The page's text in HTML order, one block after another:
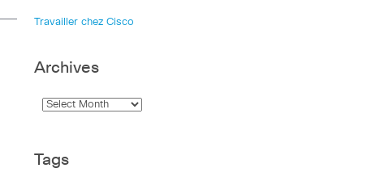
Travailler chez Cisco
Archives
Tags